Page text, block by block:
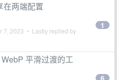
在两端配置
7, 2023 • Lastly replied by
1
平滑过渡的工
6